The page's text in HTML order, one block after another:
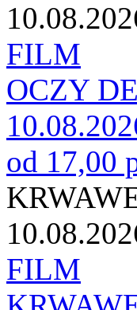
FILM
OCZY
od 17,00
FILM